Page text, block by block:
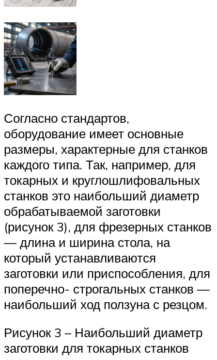
Согласно стандартов,
оборудование имеет основные
размеры, характерные для станков
каждого типа. Так, например, для
токарных и круглошлифовальных
станков это наибольший диаметр
обрабатываемой заготовки
(рисунок 3), для фрезерных станков
— длина и ширина стола, на
который устанавливаются
заготовки или приспособления, для
поперечно- строгальных станков —
наибольший ход ползуна с резцом.
Рисунок 3 – Наибольший диаметр
заготовки для токарных станков